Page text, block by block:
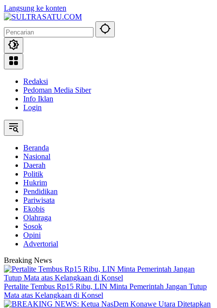
Langsung ke konten
Redaksi
Pedoman Media Siber
Info Iklan
Login
Beranda
Nasional
Daerah
Politik
Hukrim
Pendidikan
Pariwisata
Ekobis
Olahraga
Sosok
Opini
Advertorial
Breaking News
‎Pertalite Tembus Rp15 Ribu, LIN Minta Pemerintah Jangan Tutup
Mata atas Kelangkaan di Konsel